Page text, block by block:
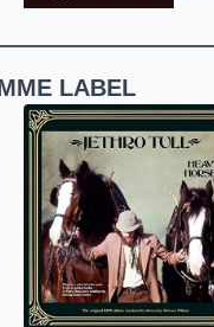
LABEL